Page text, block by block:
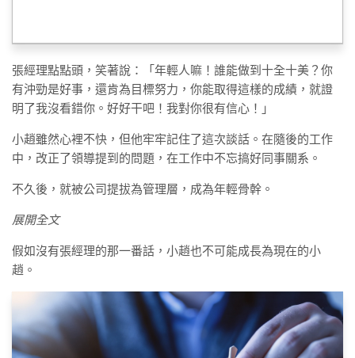
張經理點點頭，笑著說：「年輕人嘛！誰能做到十全十美？你
有沖勁是好事，還肯為目標努力，你能取得這樣的成績，就證
明了我沒看錯你。好好干吧！我對你很有信心！」
小趙雖然心裡不快，但他牢牢記住了這次談話。在隨後的工作
中，改正了領導提到的問題，在工作中不忘搞好同事關系。
不久後，就被公司提拔為管理層，成為年輕骨幹。
展開全文
假如沒有張經理的那一番話，小趙也不可能成長為現在的小
趙。